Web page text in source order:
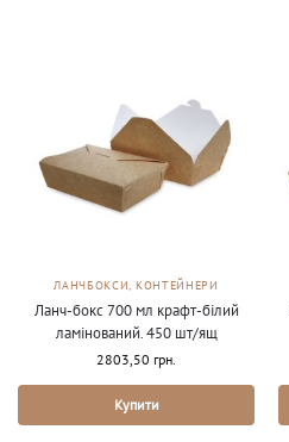
ЛАНЧБОКСИ, КОНТЕЙНЕРИ
Ланч-бокс 700 мл крафт-білий
ламінований. 450 шт/ящ
2803,50 грн.
Купити